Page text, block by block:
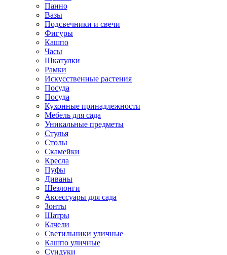
Панно
Вазы
Подсвечники и свечи
Фигуры
Кашпо
Часы
Шкатулки
Рамки
Искусственные растения
Посуда
Посуда
Кухонные принадлежности
Мебель для сада
Уникальные предметы
Стулья
Столы
Скамейки
Кресла
Пуфы
Диваны
Шезлонги
Аксессуары для сада
Зонты
Шатры
Качели
Cветильники уличные
Кашпо уличные
Сундуки